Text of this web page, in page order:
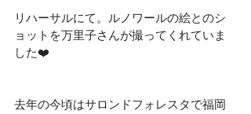
リハーサルにて。ルノワールの絵とのシ
ョットを万里子さんが撮ってくれていま
した❤️
去年の今頃はサロンドフォレスタで福岡